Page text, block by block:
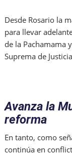
Desde Rosario la
para llevar
de la Pachamama
Suprema de
Avanza la
reforma
En tanto, como
continúa en